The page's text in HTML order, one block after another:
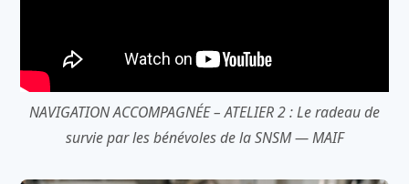
NAVIGATION ACCOMPAGNÉE – ATELIER 2 : Le radeau de
survie par les bénévoles de la SNSM — MAIF